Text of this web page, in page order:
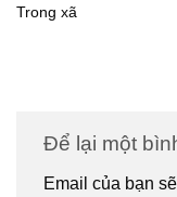
Trong xã
Để lại một
Email của bạn